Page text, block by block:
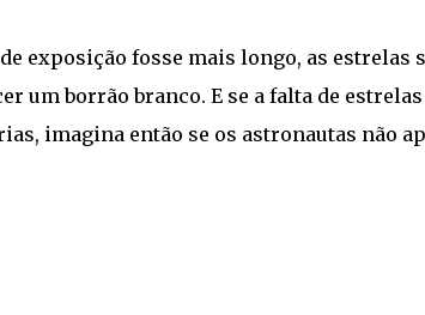
exposição fosse mais longo, as
um borrão branco. E se a falta de
imagina então se os astronautas não